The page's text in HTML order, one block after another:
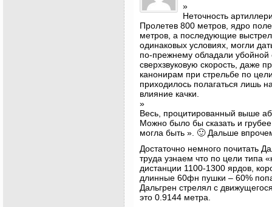
»
Неточность
Пролетев 800 метров, ядро
метров, а последующие
одинаковых условиях, могли
по-прежнему обладали
сверхзвуковую скорость,
канонирам при стрельбе по
приходилось полагаться лишь
влияние качки.
»
Весь, процитированный выше
Можно было бы сказать и
могла быть ». 🙂 Дальше
Достаточно немного почитать
труда узнаем что по цели типа
дистанции 1100-1300 ярдов,
длинные 60фн пушки – 60%
Дальгрен стрелял с
это 0.9144 метра.